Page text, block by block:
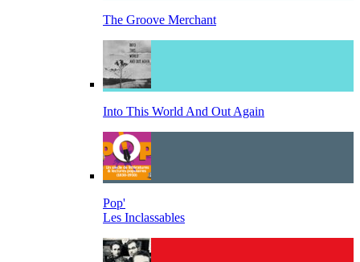
The Groove Merchant
Into This World And Out Again
Pop'
Les Inclassables